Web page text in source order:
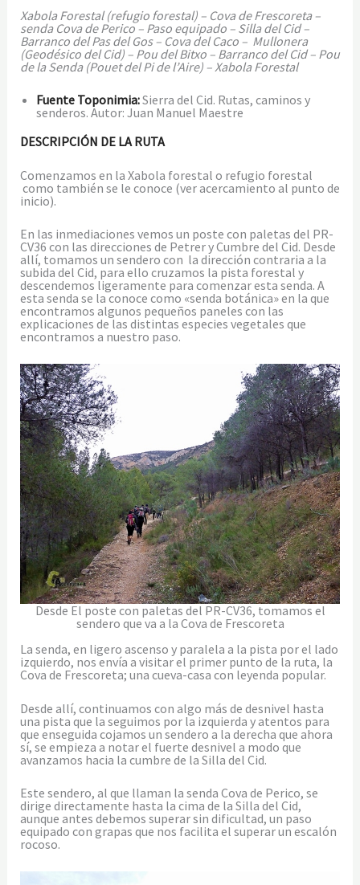
Xabola Forestal (refugio forestal) – Cova de Frescoreta –
senda Cova de Perico – Paso equipado – Silla del Cid –
Barranco del Pas del Gos – Cova del Caco – Mullonera
(Geodésico del Cid) – Pou del Bitxo – Barranco del Cid – Pou
de la Senda (Pouet del Pi de l’Aire) – Xabola Forestal
Fuente Toponimia:Sierra del Cid. Rutas, caminos y
senderos. Autor: Juan Manuel Maestre
DESCRIPCIÓN DE LA RUTA
Comenzamos en la Xabola forestal o refugio forestal
como también se le conoce (ver acercamiento al punto de
inicio).
En las inmediaciones vemos un poste con paletas del PR-
CV36 con las direcciones de Petrer y Cumbre del Cid. Desde
allí, tomamos un sendero con la dirección contraria a la
subida del Cid, para ello cruzamos la pista forestal y
descendemos ligeramente para comenzar esta senda. A
esta senda se la conoce como «senda botánica» en la que
encontramos algunos pequeños paneles con las
explicaciones de las distintas especies vegetales que
encontramos a nuestro paso.
Desde El poste con paletas del PR-CV36, tomamos el
sendero que va a la Cova de Frescoreta
La senda, en ligero ascenso y paralela a la pista por el lado
izquierdo, nos envía a visitar el primer punto de la ruta, la
Cova de Frescoreta; una cueva-casa con leyenda popular.
Desde allí, continuamos con algo más de desnivel hasta
una pista que la seguimos por la izquierda y atentos para
que enseguida cojamos un sendero a la derecha que ahora
sí, se empieza a notar el fuerte desnivel a modo que
avanzamos hacia la cumbre de la Silla del Cid.
Este sendero, al que llaman la senda Cova de Perico, se
dirige directamente hasta la cima de la Silla del Cid,
aunque antes debemos superar sin dificultad, un paso
equipado con grapas que nos facilita el superar un escalón
rocoso.